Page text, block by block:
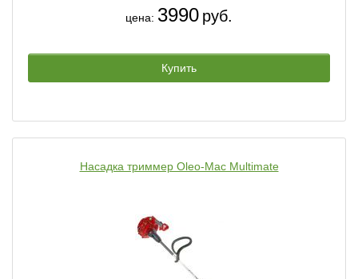
цена: 3990 руб.
Купить
Насадка триммер Oleo-Mac Multimate